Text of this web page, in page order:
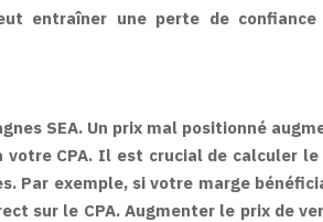
entraîner une perte de
SEA. Un prix mal positionné
CPA. Il est crucial de calculer
Par exemple, si votre marge
sur le CPA. Augmenter le prix de